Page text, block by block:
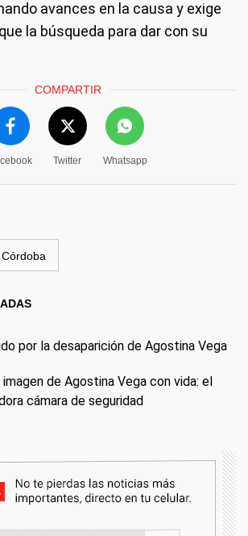
avances en la causa y exige
la búsqueda para dar con su
COMPARTIR
Twitter Whatsapp
Córdoba
por la desaparición de Agostina Vega
de Agostina Vega con vida: el
cámara de seguridad